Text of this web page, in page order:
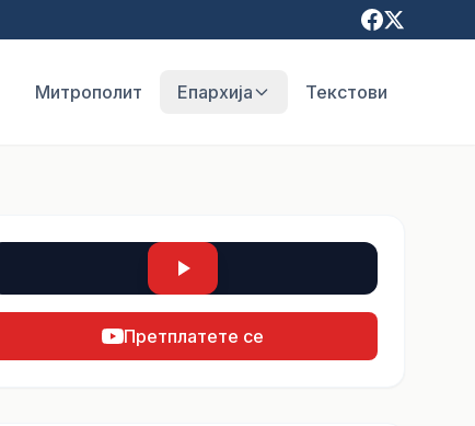
Митрополит Епархија Текстови
Претплатете се